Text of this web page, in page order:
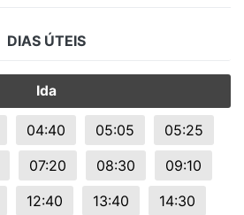
DIAS ÚTEIS
Ida
04:40 05:05
05:25
07:20 08:30
09:10
12:40 13:40
14:30